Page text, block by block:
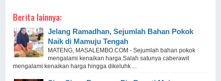
Berita lainnya:
Jelang Ramadhan, Sejumlah Bahan Pokok
Naik di Mamuju Tengah
MATENG, MASALEMBO.COM - Sejumlah bahan pokok
mengalami kenaikan harga.Salah satunya caberawit
mengalami kenaikan harga hingga dikeluhk ...